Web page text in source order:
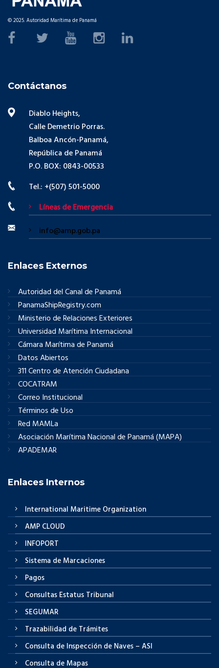
© 2025. Autoridad Marítima de Panamá
Contáctanos
Diablo Heights,
Calle Demetrio Porras.
Balboa Ancón-Panamá,
República de Panamá
P.O. BOX: 0843-00533
Tel.: +(507) 501-5000
Líneas de Emergencia
info@amp.gob.pa
Enlaces Externos
Autoridad del Canal de Panamá
PanamaShipRegistry.com
Ministerio de Relaciones Exteriores
Universidad Marítima Internacional
Cámara Marítima de Panamá
Datos Abiertos
311 Centro de Atención Ciudadana
COCATRAM
Correo Institucional
Términos de Uso
Red MAMLa
Asociación Marítima Nacional de Panamá (MAPA)
APADEMAR
Enlaces Internos
International Maritime Organization
AMP CLOUD
INFOPORT
Sistema de Marcaciones
Pagos
Consultas Estatus Tribunal
SEGUMAR
Trazabilidad de Trámites
Consulta de Inspección de Naves – ASI
Consulta de Mapas